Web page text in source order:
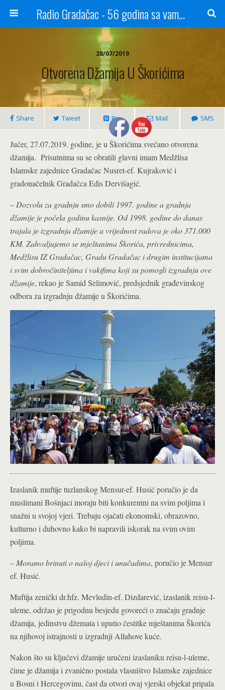
Radio Gradačac - 56 godina sa vama...
28/07/2019
Otvorena Džamija U Škorićima
Share Tweet Pin Mail SMS
Jučer, 27.07.2019. godine, je u Škorićima svečano otvorena
džamija. Prisutnima su se obratili glavni imam Medžlisa
Islamske zajednice Gradačac Nusret-ef. Kujraković i
gradonačelnik Gradačca Edis Dervišagić.
– Dozvolu za gradnju smo dobili 1997. godine a gradnja
džamije je počela godinu kasnije. Od 1998. godine do danas
trajala je izgradnja džamije a vrijednost radova je oko 371.000
KM. Zahvaljujemo se mještanima Škorića, privrednicima,
Medžlisu IZ Gradačac, Gradu Gradačac i drugim institucijama
i svim dobročiniteljima i vakifima koji su pomogli izgradnju ove
džamije, rekao je Samid Selimović, predsjednik građevinskog
odbora za izgradnju džamije u Škorićima.
Izaslanik muftije tuzlanskog Mensur-ef. Husić poručio je da
muslimani Bošnjaci moraju biti konkurentni na svim poljima i
snažni u svojoj vjeri. Trebaju ojačati ekonomski, obrazovno,
kulturno i duhovno kako bi napravili iskorak na svim ovim
poljima.
– Moramo brinuti o našoj djeci i unučadima, poručio je Mensur
ef. Husić.
Muftija zenički dr.hfz. Mevludin-ef. Dizdarević, izaslanik reisu-l-
uleme, održao je prigodnu besjedu govoreći o značaju gradnje
džamija, jedinstvu džemata i uputio čestitke mještanima Škorića
na njihovoj istrajnosti u izgradnji Allahove kuće.
Nakon što su ključevi džamije uručeni izaslaniku reisu-l-uleme,
čime je džamija i zvanično postala vlasništvo Islamske zajednice
u Bosni i Hercegovinu, čast da otvori ovaj vjerski objekat pripala